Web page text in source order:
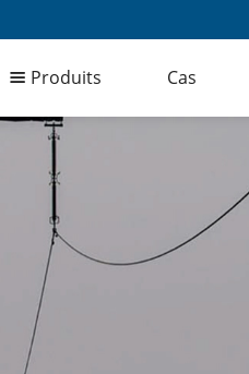
Produits Cas